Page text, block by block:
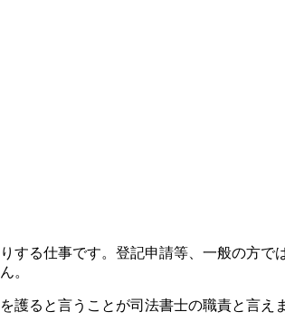
る仕事です。登記申請等、一般の方で
。
ると言うことが司法書士の職責と言えま